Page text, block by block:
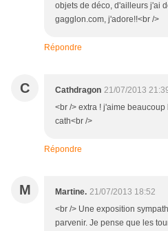
objets de déco, d'ailleurs j'ai
gagglon.com, j'adore!!<br />
Répondre
C Cathdragon 21/07/2013
<br /> extra ! j'aime
cath<br />
Répondre
M Martine. 21/07/2013 18:52
<br /> Une exposition
parvenir. Je pense que les